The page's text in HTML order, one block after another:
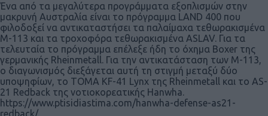
Ένα από τα μεγαλύτερα προγράμματα εξοπλισμών στην
μακρυνή Αυστραλία είναι το πρόγραμμα LAND 400 που
φιλοδοξεί να αντικαταστήσει τα παλαίμαχα τεθωρακισμένα
Μ-113 και τα τροχοφόρα τεθωρακισμένα ASLAV. Για τα
τελευταία το πρόγραμμα επέλεξε ήδη το όχημα Boxer της
γερμανικής Rheinmetall. Για την αντικατάσταση των Μ-113,
ο διαγωνισμός διεξάγεται αυτή τη στιγμή μεταξύ δύο
υποψηφίων, το ΤΟΜΑ KF-41 Lynx της Rheinmetall και το AS-
21 Redback της νοτιοκορεατικής Hanwha.
https://www.ptisidiastima.com/hanwha-defense-as21-
redback/